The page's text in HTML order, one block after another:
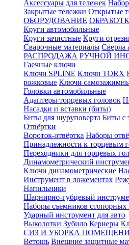
Аксессуары для тележек
Закрытые тележки Открытые
ОБОРУДОВАНИЕ
Круги автомобильные
Круги зачистные Круги
Сварочные материалы Сверла
РАСПРОДАЖА РУЧНОЙ
Гаечные ключи
Ключи SPLINE Ключи TORX
рожковые Ключи
Головки автомобильные
Адаптеры торцевых головок
Насадки и вставки (биты)
Биты для шуруповерта Биты с
Отвёртки
Вороток-отвёртка Наборы
Принадлежности к торцевым
Переходники для торцевых
Динамометрический
Ключи динамометрические
Инструмент в ложементах
Напильники
Шарнирно-губцевый
Наборы съемников стопорных
Ударный инструмент для авто
Выколотки Зубило Кернеры
СИЗ И УБОРКА ПОМЕЩЕНИЙ/
Ветошь Внешние защитные